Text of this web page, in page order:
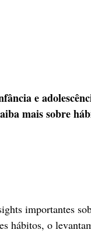
e
mais sobre
importantes
hábitos, o